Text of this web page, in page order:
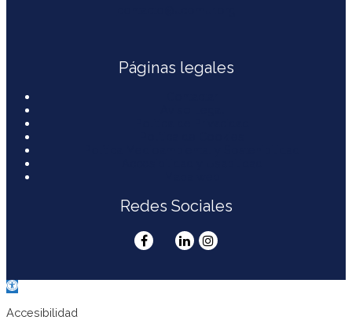
Páginas legales
Redes Sociales
Abrir
de
Accesibilidad